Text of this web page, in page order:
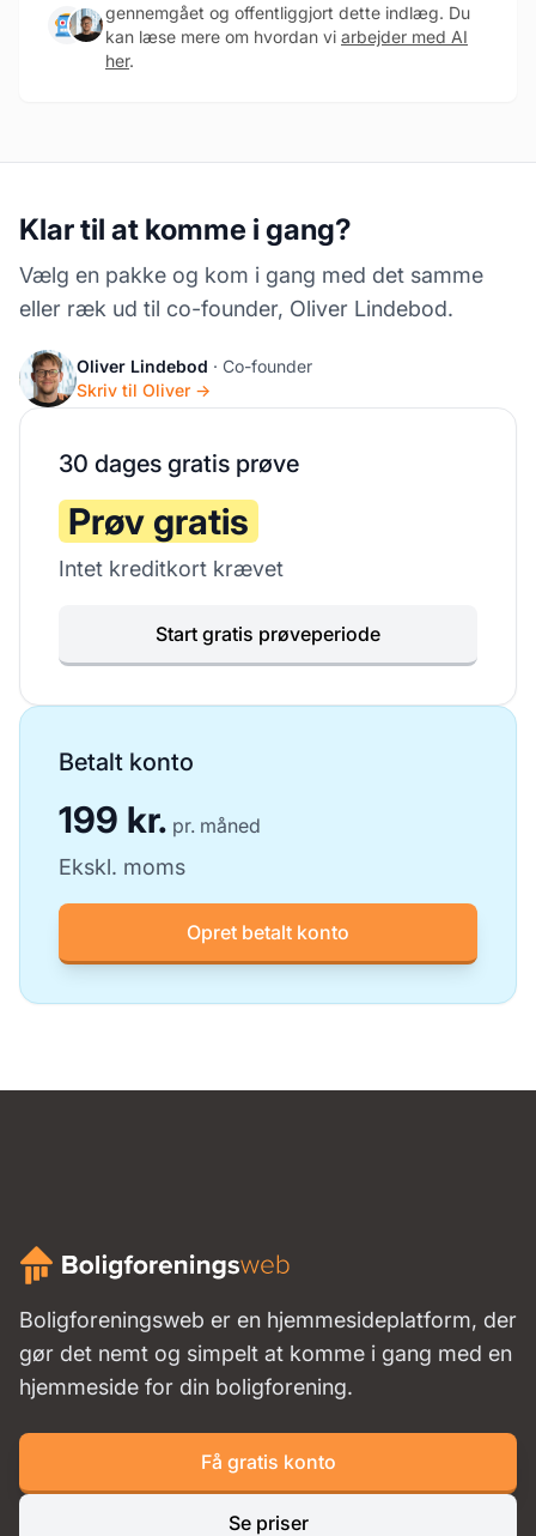
gennemgået og offentliggjort dette indlæg. Du
kan læse mere om hvordan vi arbejder med AI
her.
Klar til at komme i gang?
Vælg en pakke og kom i gang med det samme
eller ræk ud til co-founder, Oliver Lindebod.
Oliver Lindebod · Co-founder
Skriv til Oliver →
30 dages gratis prøve
Prøv gratis
Intet kreditkort krævet
Start gratis prøveperiode
Betalt konto
199 kr. pr. måned
Ekskl. moms
Opret betalt konto
Boligforeningsweb er en hjemmesideplatform, der
gør det nemt og simpelt at komme i gang med en
hjemmeside for din boligforening.
Få gratis konto
Se priser